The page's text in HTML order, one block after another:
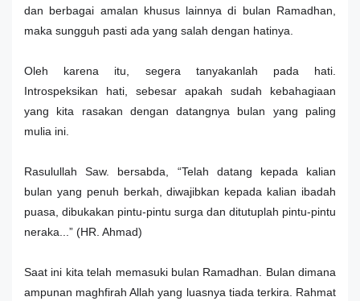
dan berbagai amalan khusus lainnya di bulan Ramadhan,
maka sungguh pasti ada yang salah dengan hatinya.
Oleh karena itu, segera tanyakanlah pada hati.
Introspeksikan hati, sebesar apakah sudah kebahagiaan
yang kita rasakan dengan datangnya bulan yang paling
mulia ini.
Rasulullah Saw. bersabda, “Telah datang kepada kalian
bulan yang penuh berkah, diwajibkan kepada kalian ibadah
puasa, dibukakan pintu-pintu surga dan ditutuplah pintu-pintu
neraka...” (HR. Ahmad)
Saat ini kita telah memasuki bulan Ramadhan. Bulan dimana
ampunan maghfirah Allah yang luasnya tiada terkira. Rahmat